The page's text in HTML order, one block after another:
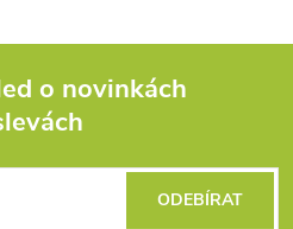
o novinkách
ODEBÍRAT